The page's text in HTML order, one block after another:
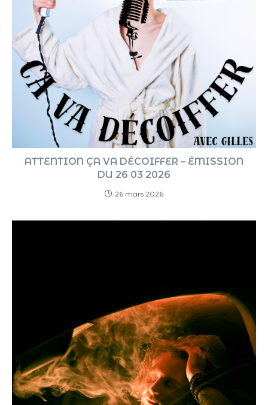
ATTENTION ÇA VA DÉCOIFFER – ÉMISSION
DU 26 03 2026
26 mars 2026